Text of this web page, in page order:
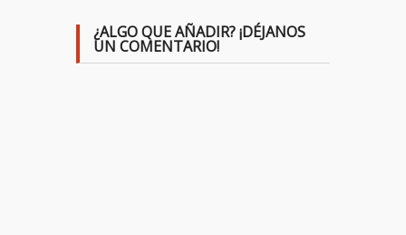
¿ALGO QUE AÑADIR? ¡DÉJANOS
UN COMENTARIO!